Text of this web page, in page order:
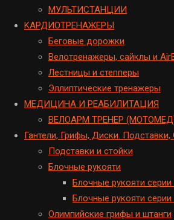
МУЛЬТИСТАНЦИИ
KАРДИОТРЕНАЖЕРЫ
Беговые дорожки
Велотренажеры, сайклы и
Лестницы и степперы
Эллиптические тренажеры
МЕДИЦИНА И РЕАБИЛИТАЦИЯ
ВЕЛОАРМ ТРЕНЕР
Гантели, Грифы, Диски. Подставки,
Подставки и стойки
Блочные рукояти
Блочные рукояти серии
Блочные рукояти серии
Олимпийские грифы и штанги